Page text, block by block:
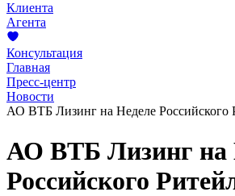
Клиента
Агента
Консультация
Главная
Пресс-центр
Новости
АО ВТБ Лизинг на Неделе Российского
АО ВТБ Лизинг на
Российского